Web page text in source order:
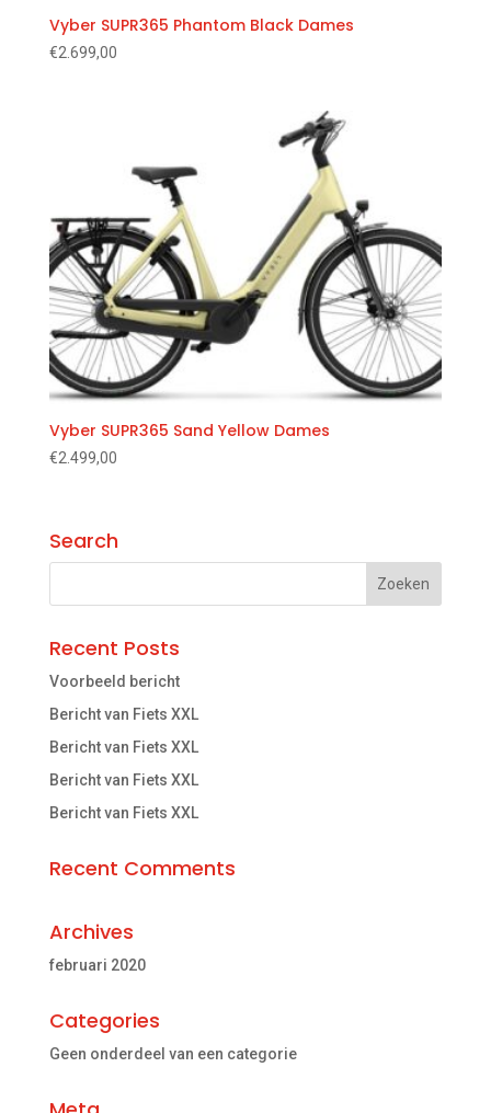
Vyber SUPR365 Phantom Black Dames
€2.699,00
Vyber SUPR365 Sand Yellow Dames
€2.499,00
Search
Recent Posts
Voorbeeld bericht
Bericht van Fiets XXL
Bericht van Fiets XXL
Bericht van Fiets XXL
Bericht van Fiets XXL
Recent Comments
Archives
februari 2020
Categories
Geen onderdeel van een categorie